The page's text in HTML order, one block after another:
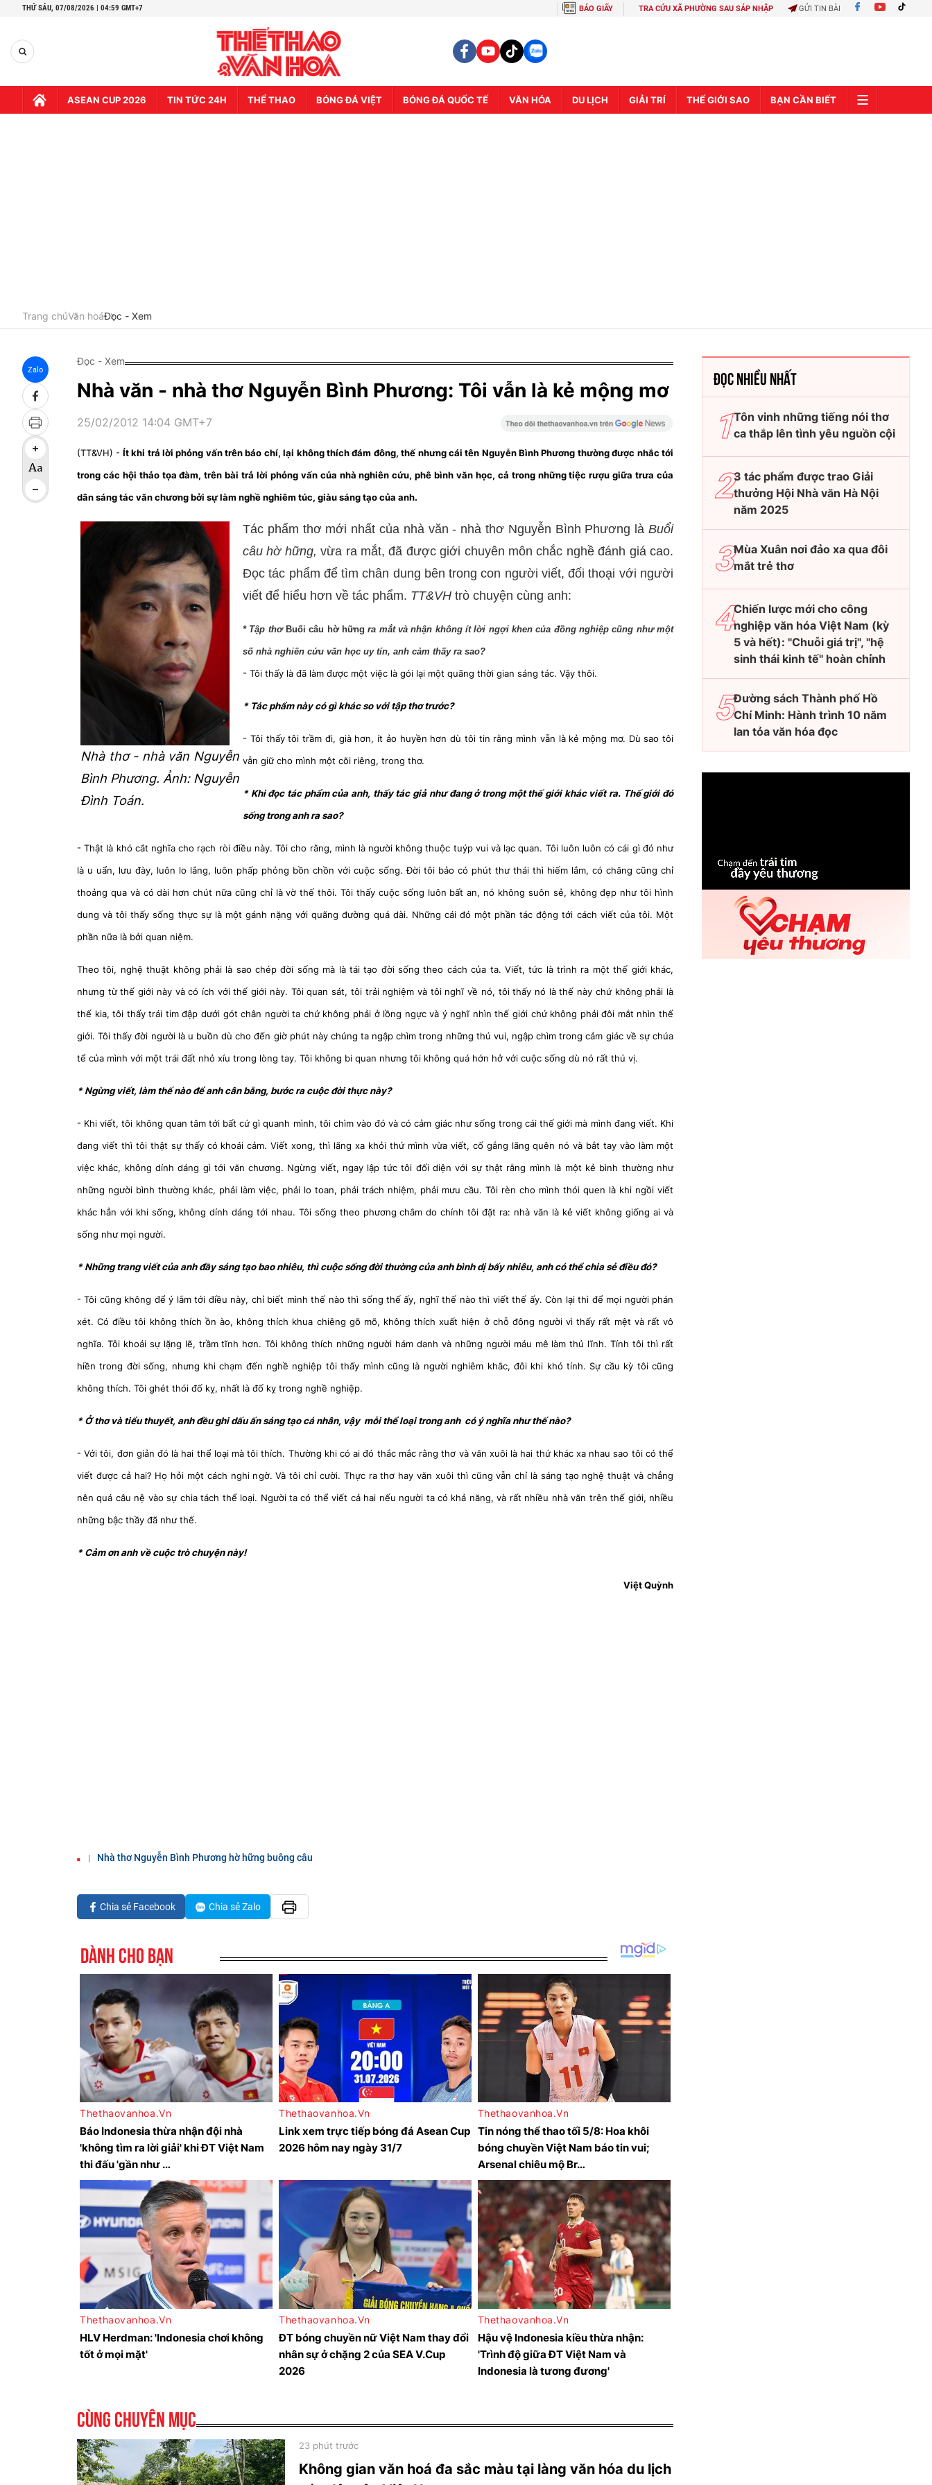
THỨ SÁU, 07/08/2026 | 04:59 GMT+7 BÁO GIẤY TRA CỨU XÃ PHƯỜNG SAU SÁP NHẬP GỬI TIN BÀI
ASEAN CUP 2026 TIN TỨC 24H THỂ THAO BÓNG ĐÁ VIỆT BÓNG ĐÁ QUỐC TẾ VĂN HÓA DU LỊCH GIẢI TRÍ THẾ GIỚI SAO BẠN CẦN BIẾT
Trang chủVăn hoáĐọc - Xem
Zalo
Đọc - Xem
Nhà văn - nhà thơ Nguyễn Bình Phương: Tôi vẫn là kẻ mộng mơ
25/02/2012 14:04 GMT+7
(TT&VH) - Ít khi trả lời phỏng vấn trên báo chí, lại không thích đám đông, thế nhưng cái tên Nguyễn Bình Phương thường được nhắc tới
trong các hội thảo tọa đàm, trên bài trả lời phỏng vấn của nhà nghiên cứu, phê bình văn học, cả trong những tiệc rượu giữa trưa của
dân sáng tác văn chương bởi sự làm nghề nghiêm túc, giàu sáng tạo của anh.
Nhà thơ - nhà văn Nguyễn
Bình Phương. Ảnh: Nguyễn
Đình Toán.
Tác phẩm thơ mới nhất của nhà văn - nhà thơ Nguyễn Bình Phương là Buổi
câu hờ hững, vừa ra mắt, đã được giới chuyên môn chắc nghề đánh giá cao.
Đọc tác phẩm để tìm chân dung bên trong con người viết, đối thoại với người
viết để hiểu hơn về tác phẩm. TT&VH trò chuyện cùng anh:
* Tập thơ Buổi câu hờ hững ra mắt và nhận không ít lời ngợi khen của đồng nghiệp cũng như một
số nhà nghiên cứu văn học uy tín, anh cảm thấy ra sao?
- Tôi thấy là đã làm được một việc là gói lại một quãng thời gian sáng tác. Vậy thôi.
* Tác phẩm này có gì khác so với tập thơ trước?
- Tôi thấy tôi trầm đi, già hơn, ít ảo huyền hơn dù tôi tin rằng mình vẫn là kẻ mộng mơ. Dù sao tôi
vẫn giữ cho mình một cõi riêng, trong thơ.
* Khi đọc tác phẩm của anh, thấy tác giả như đang ở trong một thế giới khác viết ra. Thế giới đó
sống trong anh ra sao?
- Thật là khó cắt nghĩa cho rạch ròi điều này. Tôi cho rằng, mình là người không thuộc tuýp vui và lạc quan. Tôi luôn luôn có cái gì đó như
là u uẩn, lưu đày, luôn lo lắng, luôn phấp phỏng bồn chồn với cuộc sống. Đời tôi bảo có phút thư thái thì hiếm lắm, có chăng cũng chỉ
thoảng qua và có dài hơn chút nữa cũng chỉ là vờ thế thôi. Tôi thấy cuộc sống luôn bất an, nó không suôn sẻ, không đẹp như tôi hình
dung và tôi thấy sống thực sự là một gánh nặng với quãng đường quá dài. Những cái đó một phần tác động tới cách viết của tôi. Một
phần nữa là bởi quan niệm.
Theo tôi, nghệ thuật không phải là sao chép đời sống mà là tái tạo đời sống theo cách của ta. Viết, tức là trình ra một thế giới khác,
nhưng từ thế giới này và có ích với thế giới này. Tôi quan sát, tôi trải nghiệm và tôi nghĩ về nó, tôi thấy nó là thế này chứ không phải là
thế kia, tôi thấy trái tim đập dưới gót chân người ta chứ không phải ở lồng ngực và ý nghĩ nhìn thế giới chứ không phải đôi mắt nhìn thế
giới. Tôi thấy đời người là u buồn dù cho đến giờ phút này chúng ta ngập chìm trong những thú vui, ngập chìm trong cảm giác về sự chúa
tể của mình với một trái đất nhỏ xíu trong lòng tay. Tôi không bi quan nhưng tôi không quá hớn hở với cuộc sống dù nó rất thú vị.
* Ngừng viết, làm thế nào để anh cân bằng, bước ra cuộc đời thực này?
- Khi viết, tôi không quan tâm tới bất cứ gì quanh mình, tôi chìm vào đó và có cảm giác như sống trong cái thế giới mà mình đang viết. Khi
đang viết thì tôi thật sự thấy có khoái cảm. Viết xong, thì lãng xa khỏi thứ mình vừa viết, cố gắng lãng quên nó và bắt tay vào làm một
việc khác, không dính dáng gì tới văn chương. Ngừng viết, ngay lập tức tôi đối diện với sự thật rằng mình là một kẻ bình thường như
những người bình thường khác, phải làm việc, phải lo toan, phải trách nhiệm, phải mưu cầu. Tôi rèn cho mình thói quen là khi ngồi viết
khác hẳn với khi sống, không dính dáng tới nhau. Tôi sống theo phương châm do chính tôi đặt ra: nhà văn là kẻ viết không giống ai và
sống như mọi người.
* Những trang viết của anh đầy sáng tạo bao nhiêu, thì cuộc sống đời thường của anh bình dị bấy nhiêu, anh có thể chia sẻ điều đó?
- Tôi cũng không để ý lắm tới điều này, chỉ biết mình thế nào thì sống thế ấy, nghĩ thế nào thì viết thế ấy. Còn lại thì để mọi người phán
xét. Có điều tôi không thích ồn ào, không thích khua chiêng gõ mõ, không thích xuất hiện ở chỗ đông người vì thấy rất mệt và rất vô
nghĩa. Tôi khoái sự lặng lẽ, trầm tĩnh hơn. Tôi không thích những người hám danh và những người máu mê làm thủ lĩnh. Tính tôi thì rất
hiền trong đời sống, nhưng khi chạm đến nghề nghiệp tôi thấy mình cũng là người nghiêm khắc, đôi khi khó tính. Sự cầu kỳ tôi cũng
không thích. Tôi ghét thói đố kỵ, nhất là đố kỵ trong nghề nghiệp.
* Ở thơ và tiểu thuyết, anh đều ghi dấu ấn sáng tạo cá nhân, vậy mỗi thể loại trong anh có ý nghĩa như thế nào?
- Với tôi, đơn giản đó là hai thể loại mà tôi thích. Thường khi có ai đó thắc mắc rằng thơ và văn xuôi là hai thứ khác xa nhau sao tôi có thể
viết được cả hai? Họ hỏi một cách nghi ngờ. Và tôi chỉ cười. Thực ra thơ hay văn xuôi thì cũng vẫn chỉ là sáng tạo nghệ thuật và chẳng
nên quá câu nệ vào sự chia tách thể loại. Người ta có thể viết cả hai nếu người ta có khả năng, và rất nhiều nhà văn trên thế giới, nhiều
những bậc thầy đã như thế.
* Cảm ơn anh về cuộc trò chuyện này!
Việt Quỳnh
Nhà thơ Nguyễn Bình Phương hờ hững buông câu
Chia sẻ Facebook Chia sẻ Zalo
Cùng chuyên mục
Không gian văn hoá đa sắc màu tại làng văn hóa du lịch
23 phút trước
ĐỌC NHIỀU NHẤT
Tôn vinh những tiếng nói thơ
ca thắp lên tình yêu nguồn cội
3 tác phẩm được trao Giải
thưởng Hội Nhà văn Hà Nội
năm 2025
Mùa Xuân nơi đảo xa qua đôi
mắt trẻ thơ
Chiến lược mới cho công
nghiệp văn hóa Việt Nam (kỳ
5 và hết): "Chuỗi giá trị", "hệ
sinh thái kinh tế" hoàn chỉnh
Đường sách Thành phố Hồ
Chí Minh: Hành trình 10 năm
lan tỏa văn hóa đọc